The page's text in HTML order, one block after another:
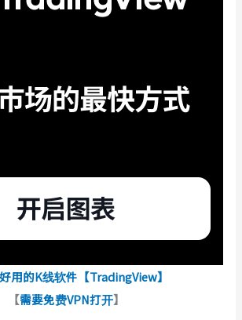
用的K线软件【TradingView】
【需要免费VPN打开】